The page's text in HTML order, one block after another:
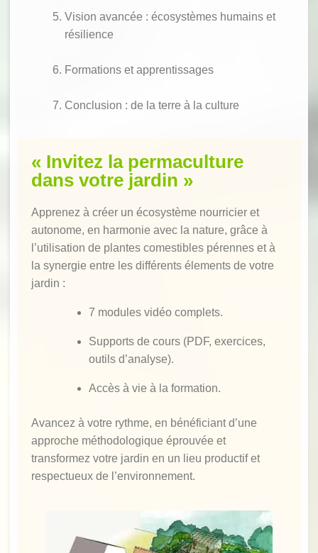
Vision avancée : écosystèmes humains et
résilience
Formations et apprentissages
Conclusion : de la terre à la culture
« Invitez la permaculture
dans votre jardin »
Apprenez à créer un écosystème nourricier et
autonome, en harmonie avec la nature, grâce à
l’utilisation de plantes comestibles pérennes et à
la synergie entre les différents élements de votre
jardin :
7 modules vidéo complets.
Supports de cours (PDF, exercices,
outils d’analyse).
Accès à vie à la formation.
Avancez à votre rythme, en bénéficiant d’une
approche méthodologique éprouvée et
transformez votre jardin en un lieu productif et
respectueux de l’environnement.